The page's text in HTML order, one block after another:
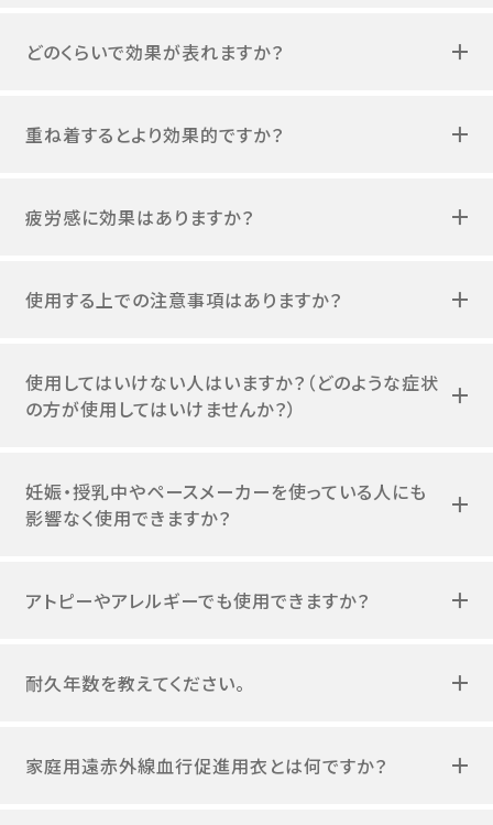
どのくらいで効果が表れますか？
重ね着するとより効果的ですか？
疲労感に効果はありますか？
使用する上での注意事項はありますか？
使用してはいけない人はいますか？（どのような症状
の方が使用してはいけませんか？）
妊娠・授乳中やペースメーカーを使っている人にも
影響なく使用できますか？
アトピーやアレルギーでも使用できますか？
耐久年数を教えてください。
家庭用遠赤外線血行促進用衣とは何ですか？